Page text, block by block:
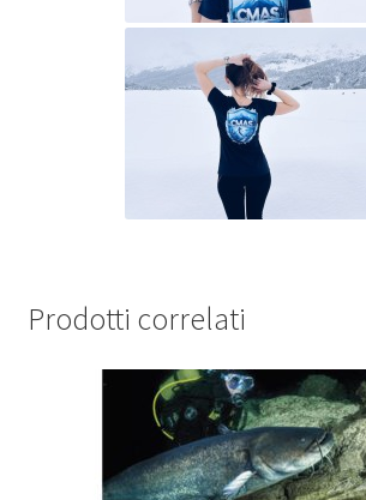
Prodotti correlati